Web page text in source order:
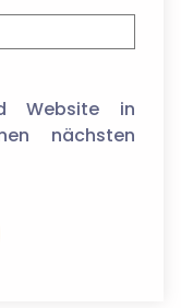
Website in
nächsten